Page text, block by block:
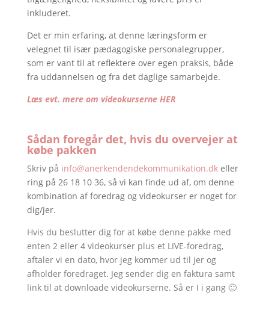
inkluderet.
Det er min erfaring, at denne læringsform er
velegnet til især pædagogiske personalegrupper,
som er vant til at reflektere over egen praksis, både
fra uddannelsen og fra det daglige samarbejde.
Læs evt. mere om videokurserne HER
Sådan foregår det, hvis du overvejer at
købe pakken
Skriv på info@anerkendendekommunikation.dkeller
ring på 26 18 10 36, så vi kan finde ud af, om denne
kombination af foredrag og videokurser er noget for
dig/jer.
Hvis du beslutter dig for at købe denne pakke med
enten 2 eller 4 videokurser plus et LIVE-foredrag,
aftaler vi en dato, hvor jeg kommer ud til jer og
afholder foredraget. Jeg sender dig en faktura samt
link til at downloade videokurserne. Så er I i gang 🙂